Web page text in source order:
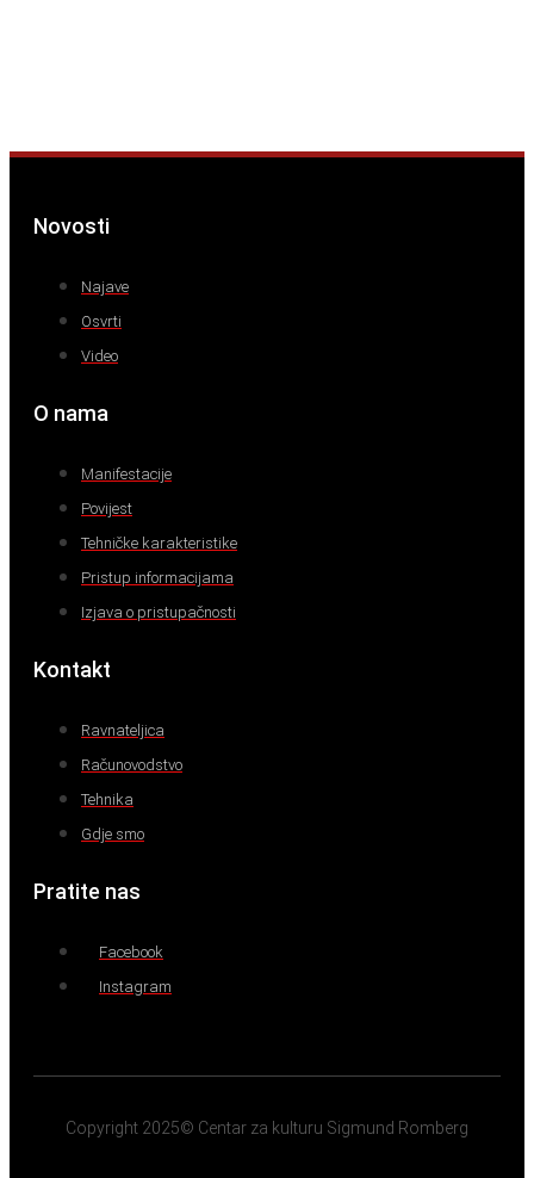
Novosti
Najave
Osvrti
Video
O nama
Manifestacije
Povijest
Tehničke karakteristike
Pristup informacijama
Izjava o pristupačnosti
Kontakt
Ravnateljica
Računovodstvo
Tehnika
Gdje smo
Pratite nas
Facebook
Instagram
Copyright 2025© Centar za kulturu Sigmund Romberg